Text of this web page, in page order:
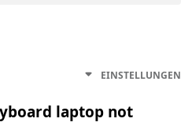
EINSTELLUNGEN
laptop not